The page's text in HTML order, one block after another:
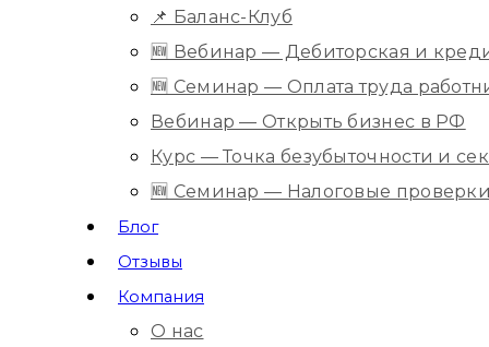
📌 Баланс-Клуб
🆕 Вебинар — Дебиторская и
🆕 Семинар — Оплата труда
Вебинар — Открыть бизнес в РФ
Курс — Точка безубыточности и
🆕 Семинар — Налоговые проверки
Блог
Отзывы
Компания
О нас